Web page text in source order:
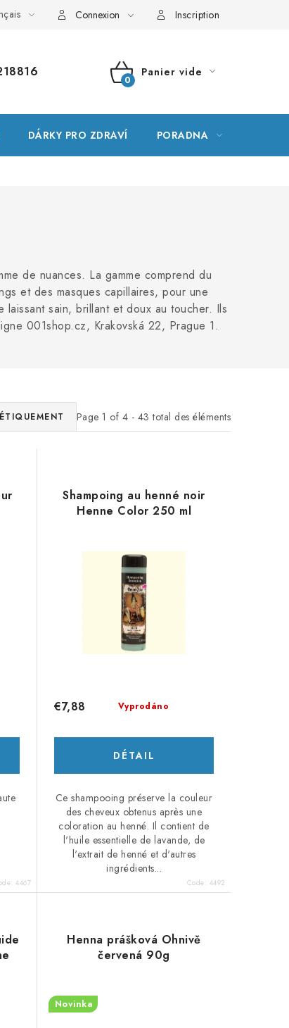
Plan du site Ma commande
Connexion Inscription
PANIER
Panier vide
DÁRKY PRO ZDRAVÍ PORADNA
de nuances. La gamme comprend du
et des masques capillaires, pour une
sain, brillant et doux au toucher. Ils
001shop.cz, Krakovská 22, Prague 1.
Page 1 of 4 - 43 total des éléments
4467
Shampoing au henné noir
Henne Color 250 ml
Vyprodáno
€7,88
DÉTAIL
Ce shampooing préserve la couleur
des cheveux obtenus après une
coloration au henné. Il contient de
l'huile essentielle de lavande, de
l'extrait de henné et d'autres
ingrédients...
Code: 4492
Henna prášková Ohnivě
červená 90g
Novinka